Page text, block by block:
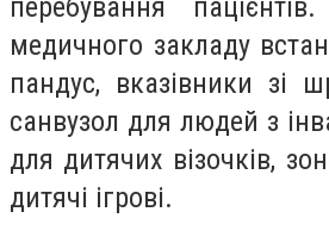
перебування
медичного закладу
пандус, вказівники зі
санвузол для людей з
для дитячих візочків,
дитячі ігрові.